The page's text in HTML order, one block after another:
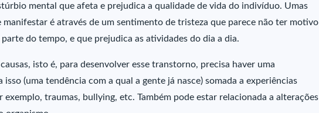
mental que afeta e prejudica a qualidade de vida do indivíduo. Umas
manifestar é através de um sentimento de tristeza que parece não ter motivo
do tempo, e que prejudica as atividades do dia a dia.
isto é, para desenvolver esse transtorno, precisa haver uma
(uma tendência com a qual a gente já nasce) somada a experiências
exemplo, traumas, bullying, etc. Também pode estar relacionada a alterações